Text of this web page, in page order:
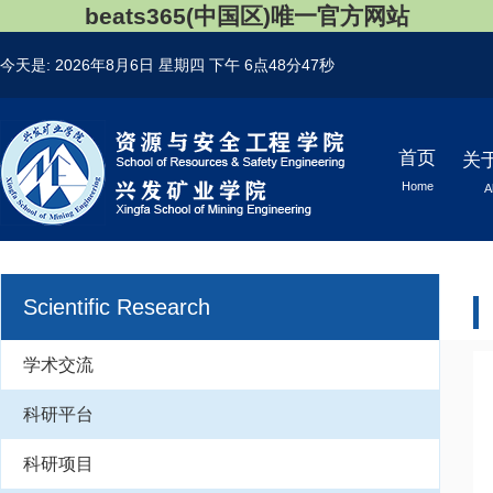
beats365(中国区)唯一官方网站
今天是: 2026年8月6日 星期四 下午 6点48分47秒
首页
Home
关
Scientific Research
学术交流
科研平台
科研项目